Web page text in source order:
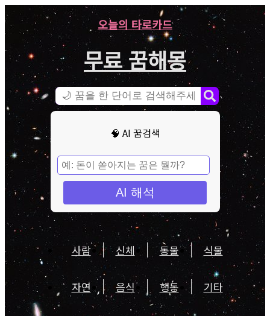
오늘의 타로카드
무료 꿈해몽
🧠 AI 꿈검색
AI 해석
사람 신체 동물 식물
자연 음식 행동 기타